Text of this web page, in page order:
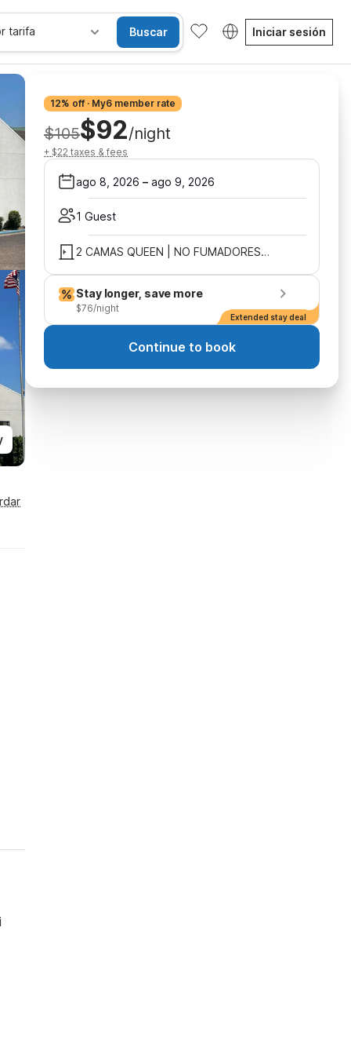
tarifa Buscar Iniciar sesión
12% off · My6 member rate
$105$92/night
+ $22 taxes & fees
ago 8, 2026 – ago 9, 2026
1 Guest
2 CAMAS QUEEN | NO FUMADORES, COCINA
Stay longer, save more
$76/night
Extended stay deal
Continue to book